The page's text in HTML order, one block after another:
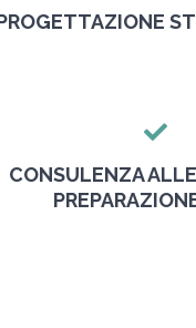
CONSULENZA